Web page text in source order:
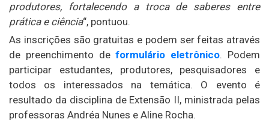
produtores, fortalecendo a troca de saberes entre
prática e ciência“, pontuou.
As inscrições são gratuitas e podem ser feitas através
de preenchimento deformulário eletrônico. Podem
participar estudantes, produtores, pesquisadores e
todos os interessados na temática. O evento é
resultado da disciplina de Extensão II, ministrada pelas
professoras Andréa Nunes e Aline Rocha.